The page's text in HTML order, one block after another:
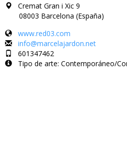
Cremat Gran i Xic 9
08003 Barcelona (España)
www.red03.com
info@marcelajardon.net
601347462
Tipo de arte: Contemporáneo/